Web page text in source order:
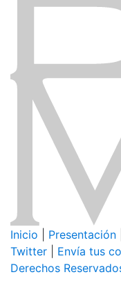
Inicio Presentación
Twitter
Envía tus
Derechos